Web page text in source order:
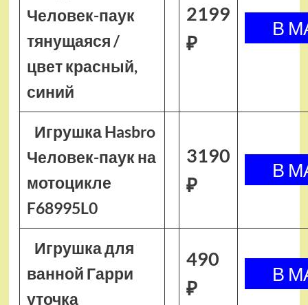
Человек-паук
тянущаяся /
цвет красный,
синий
2199
₽
Игрушка Hasbro
Человек-паук на
мотоцикле
F68995L0
3190
₽
Игрушка для
ванной Гарри
уточка
490
₽